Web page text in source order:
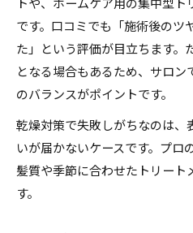
トや、ホームケア用の集中型
です。口コミでも「施術後のツ
た」という評価が目立ちます。
となる場合もあるため、サロ
のバランスがポイントです。
乾燥対策で失敗しがちなのは、
いが届かないケースです。プロ
髪質や季節に合わせたトリート
す。